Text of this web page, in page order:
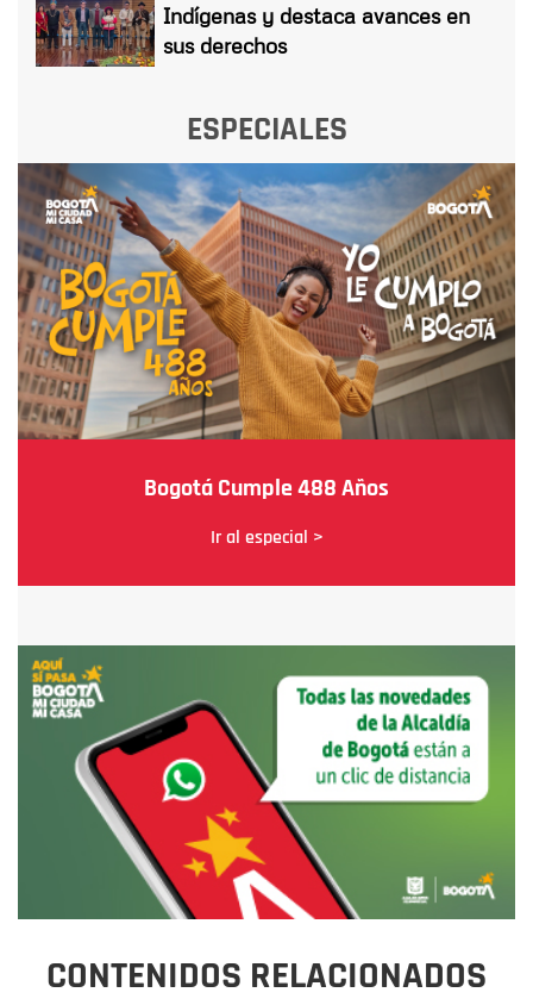
Indígenas y destaca avances en
sus derechos
ESPECIALES
Bogotá Cumple 488 Años
Ir al especial >
CONTENIDOS RELACIONADOS